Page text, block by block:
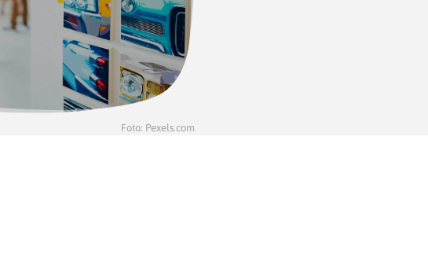
Foto: Pexels.com